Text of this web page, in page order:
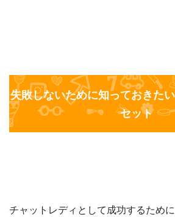
失敗しないために知っておきた
セット
チャットレディとして成功するために